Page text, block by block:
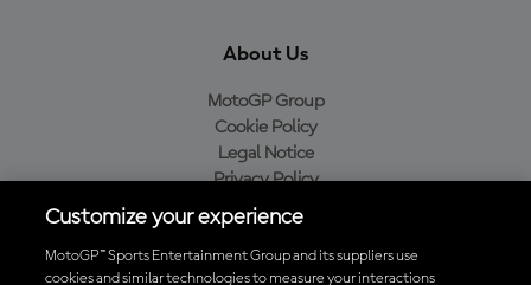
About Us
MotoGP Group
Cookie Policy
Legal Notice
Privacy Policy
Purchase Policy
Customize your experience
MotoGP™ Sports Entertainment Group and its suppliers use
cookies and similar technologies to measure your interactions